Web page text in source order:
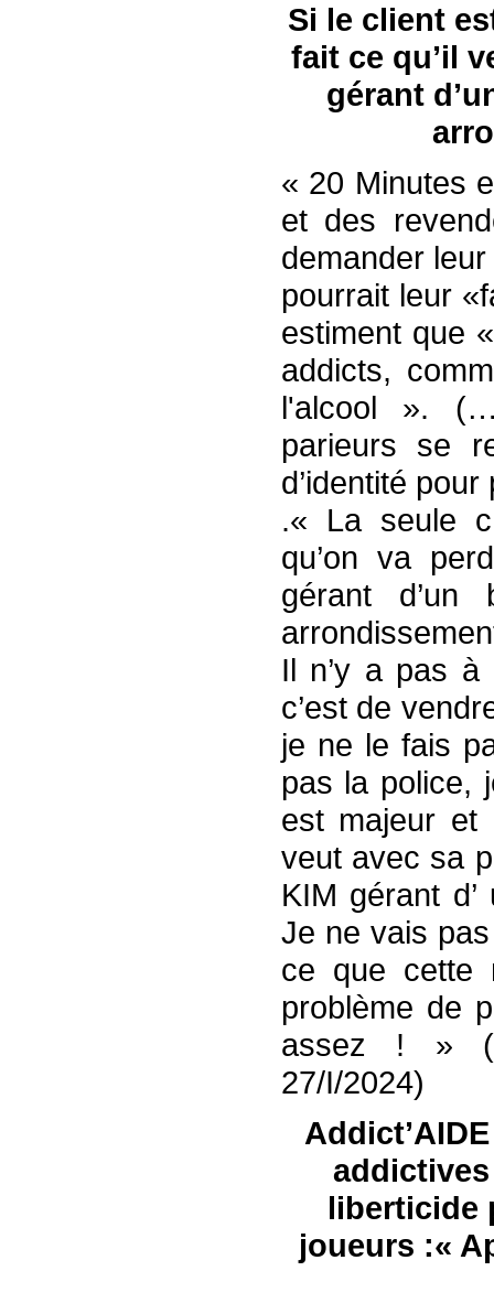
Si le client
fait ce qu’il
gérant
« 20 Minutes
et des
demander
pourrait leur
estiment que
addicts,
l'alcool ».
parieurs se
d’identité
.« La seule
qu’on va
gérant
Il n’y a pas
c’est de
je ne le fais
pas la police,
est majeur et
veut avec sa
KIM gérant
Je ne vais
ce que cette
problème de
assez ! »
27/I/2024)
liberticide
joueurs :«